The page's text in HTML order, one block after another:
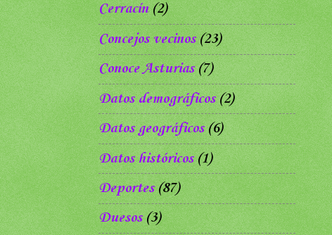
Cerracín (2)
Concejos vecinos (23)
Conoce Asturias (7)
Datos demográficos (2)
Datos geográficos (6)
Datos históricos (1)
Deportes (87)
Duesos (3)